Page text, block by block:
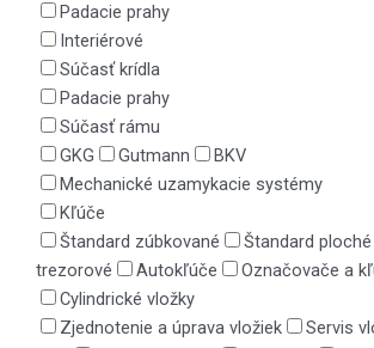
Padacie prahy
Interiérové
Súčasť krídla
Padacie prahy
Súčasť rámu
GKG
Gutmann
BKV
Mechanické uzamykacie systémy
Kľúče
Štandard zúbkované
Štandard ploché
trezorové
Autokľúče
Označovače a
Cylindrické vložky
Zjednotenie a úprava vložiek
Servis